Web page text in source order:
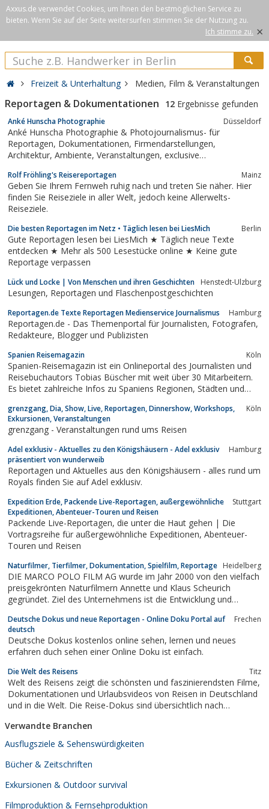
Axxus.de verwendet Cookies, um Ihnen den bestmöglichen Service zu
bieten. Wenn Sie auf der Seite weitersurfen stimmen Sie der Nutzung zu.
Ich stimme zu. ×
Freizeit & Unterhaltung Medien, Film & Veranstaltungen
Reportagen & Dokumentationen 12 Ergebnisse gefunden
Anké Hunscha Photographie Düsseldorf
Anké Hunscha Photographie & Photojournalismus- für
Reportagen, Dokumentationen, Firmendarstellungen,
Architektur, Ambiente, Veranstaltungen, exclusive
Photographie von den Momenten dazwischen, charaktervoll,
würdevoll, mit filmischen Zügen- exclusive...
Rolf Fröhling's Reisereportagen Mainz
Geben Sie Ihrem Fernweh ruhig nach und treten Sie näher. Hier
finden Sie Reiseziele in aller Welt, jedoch keine Allerwelts-
Reiseziele.
Die besten Reportagen im Netz • Täglich lesen bei LiesMich Berlin
Gute Reportagen lesen bei LiesMich ★ Täglich neue Texte
entdecken ★ Mehr als 500 Lesestücke online ★ Keine gute
Reportage verpassen
Lück und Locke | Von Menschen und ihren Geschichten Henstedt-Ulzburg
Lesungen, Reportagen und Flaschenpostgeschichten
Reportagen.de Texte Reportagen Medienservice Journalismus Hamburg
Reportagen.de - Das Themenportal für Journalisten, Fotografen,
Redakteure, Blogger und Publizisten
Spanien Reisemagazin Köln
Spanien-Reisemagazin ist ein Onlineportal des Journalisten und
Reisebuchautors Tobias Büscher mit weit über 30 Mitarbeitern.
Es bietet zahlreiche Infos zu Spaniens Regionen, Städten und
Reportagen, Interviews und Glossen. Es wird regelmäßig
aktualisiert
grenzgang, Dia, Show, Live, Reportagen, Dinnershow, Workshops,
Exkursionen, Veranstaltungen
Köln
grenzgang - Veranstaltungen rund ums Reisen
Adel exklusiv - Aktuelles zu den Königshäusern - Adel exklusiv
präsentiert von wunderweib
Hamburg
Reportagen und Aktuelles aus den Königshäusern - alles rund um
Royals finden Sie auf Adel exklusiv.
Expedition Erde, Packende Live-Reportagen, außergewöhnliche
Expeditionen, Abenteuer-Touren und Reisen
Stuttgart
Packende Live-Reportagen, die unter die Haut gehen | Die
Vortragsreihe für außergewöhnliche Expeditionen, Abenteuer-
Touren und Reisen
Naturfilmer, Tierfilmer, Dokumentation, Spielfilm, Reportage Heidelberg
DIE MARCO POLO FILM AG wurde im Jahr 2000 von den vielfach
preisgekrönten Naturfilmern Annette und Klaus Scheurich
gegründet. Ziel des Unternehmens ist die Entwicklung und
Wissenschaft, Reise und Abenteuer.Zusammen mit einem Team
von Experten werden verschiedenste Formate...
Deutsche Dokus und neue Reportagen - Online Doku Portal auf
deutsch
Frechen
Deutsche Dokus kostenlos online sehen, lernen und neues
erfahren duch sehen einer Online Doku ist einfach.
Die Welt des Reisens Titz
Welt des Reisens zeigt die schönsten und faszinierendsten Filme,
Dokumentationen und Urlaubsvideos von Reisen in Deutschland
und in die Welt. Die Reise-Dokus sind übersichtlich nach
oder anderen Video-Tubes können eingestellt werden..
Verwandte Branchen
Ausflugsziele & Sehenswürdigkeiten
Bücher & Zeitschriften
Exkursionen & Outdoor survival
Filmproduktion & Fernsehproduktion